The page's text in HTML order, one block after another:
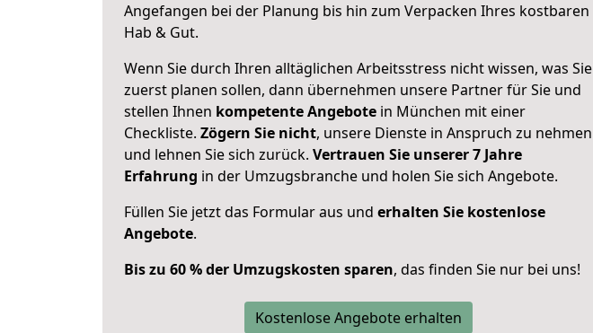
Angefangen bei der Planung bis hin zum Verpacken Ihres kostbaren
Hab & Gut.
Wenn Sie durch Ihren alltäglichen Arbeitsstress nicht wissen, was Sie
zuerst planen sollen, dann übernehmen unsere Partner für Sie und
stellen Ihnen kompetente Angebote in München mit einer
Checkliste. Zögern Sie nicht, unsere Dienste in Anspruch zu nehmen
und lehnen Sie sich zurück. Vertrauen Sie unserer 7 Jahre
Erfahrung in der Umzugsbranche und holen Sie sich Angebote.
Füllen Sie jetzt das Formular aus und erhalten Sie kostenlose
Angebote.
Bis zu 60 % der Umzugskosten sparen, das finden Sie nur bei uns!
Kostenlose Angebote erhalten